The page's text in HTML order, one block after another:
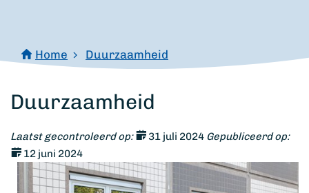
Home Duurzaamheid
Duurzaamheid
Laatst gecontroleerd op: 31 juli 2024 Gepubliceerd op:
12 juni 2024